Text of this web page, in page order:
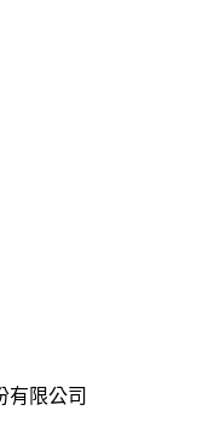
有限公司